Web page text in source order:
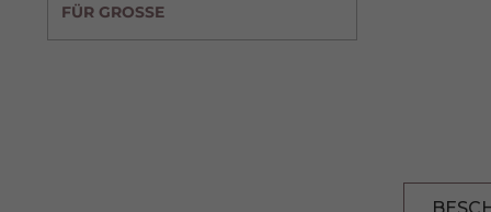
FÜR GROSSE